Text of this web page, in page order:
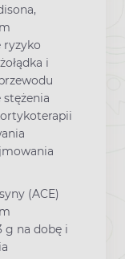
ryzyko
i
(ACE)
g na dobę i